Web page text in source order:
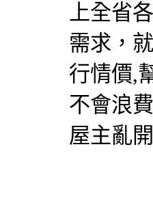
上全省
需求，
行情價,
不會浪
屋主亂